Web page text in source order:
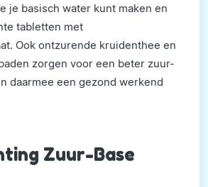
je basisch water kunt maken en
tabletten met
Ook ontzurende kruidenthee en
zorgen voor een beter zuur-
daarmee een gezond werkend
Zuur-Base